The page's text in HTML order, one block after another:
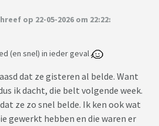
op 22-05-2026 om 22:22:
(en snel) in ieder geval
dat ze gisteren al belde. Want
ik dacht, die belt volgende week.
ze zo snel belde. Ik ken ook wat
gewerkt hebben en die waren er